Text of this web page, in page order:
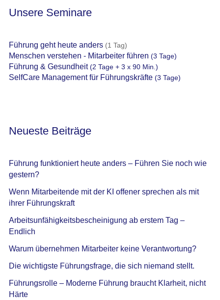
Unsere Seminare
Führung geht heute anders(1 Tag)
Menschen verstehen - Mitarbeiter führen (3 Tage)
Führung & Gesundheit(2 Tage + 3 x 90 Min.)
SelfCare Management für Führungskräfte(3 Tage)
Neueste Beiträge
Führung funktioniert heute anders – Führen Sie noch wie
gestern?
Wenn Mitarbeitende mit der KI offener sprechen als mit
ihrer Führungskraft
Arbeitsunfähigkeitsbescheinigung ab erstem Tag –
Endlich
Warum übernehmen Mitarbeiter keine Verantwortung?
Die wichtigste Führungsfrage, die sich niemand stellt.
Führungsrolle – Moderne Führung braucht Klarheit, nicht
Härte